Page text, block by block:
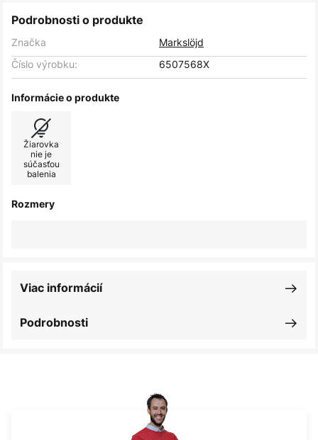
Podrobnosti o produkte
Značka
Markslöjd
Číslo výrobku:
6507568X
Informácie o produkte
Žiarovka
nie je
súčasťou
balenia
Rozmery
Podrobnosti
Viac informácií